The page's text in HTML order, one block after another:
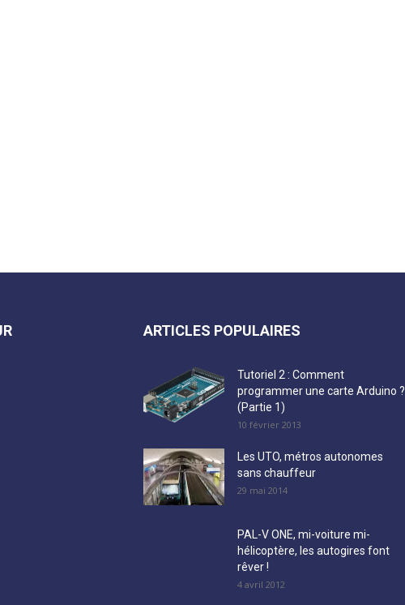
ARTICLES POPULAIRES
Tutoriel 2 : Comment
programmer une carte Arduino ?
(Partie 1)
10 février 2013
Les UTO, métros autonomes
sans chauffeur
29 mai 2014
PAL-V ONE, mi-voiture mi-
hélicoptère, les autogires font
rêver !
4 avril 2012